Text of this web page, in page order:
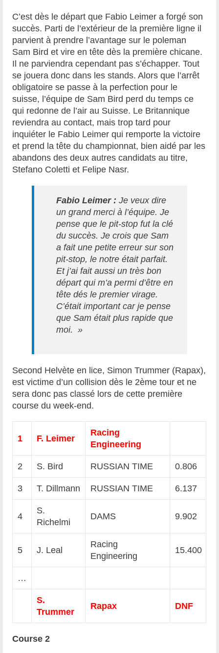
C’est dès le départ que Fabio Leimer a forgé son
succès. Parti de l’extérieur de la première ligne il
parvient à prendre l’avantage sur le poleman
Sam Bird et vire en tête dès la première chicane.
Il ne parviendra cependant pas s’échapper. Tout
se jouera donc dans les stands. Alors que l’arrêt
obligatoire se passe à la perfection pour le
suisse, l’équipe de Sam Bird perd du temps ce
qui redonne de l’air au Suisse. Le Britannique
reviendra au contact, mais trop tard pour
inquiéter le Fabio Leimer qui remporte la victoire
et prend la tête du championnat, bien aidé par les
abandons des deux autres candidats au titre,
Stefano Coletti et Felipe Nasr.
Fabio Leimer : Je veux dire
un grand merci à l’équipe. Je
pense que le pit-stop fut la clé
du succès. Je crois que Sam
a fait une petite erreur sur son
pit-stop, le notre était parfait.
Et j’ai fait aussi un très bon
départ qui m’a permi d’être en
tête dés le premier virage.
C’était important car je pense
que Sam était plus rapide que
moi. »
Second Helvète en lice, Simon Trummer (Rapax),
est victime d’un collision dès le 2ème tour et ne
sera donc pas classé lors de cette première
course du week-end.
1 F. Leimer
Racing
Engineering
2 S. Bird RUSSIAN TIME 0.806
3 T. Dillmann RUSSIAN TIME 6.137
4
S.
Richelmi
DAMS 9.902
5 J. Leal
Racing
Engineering
15.400
…
S.
Trummer
Rapax DNF
Course 2